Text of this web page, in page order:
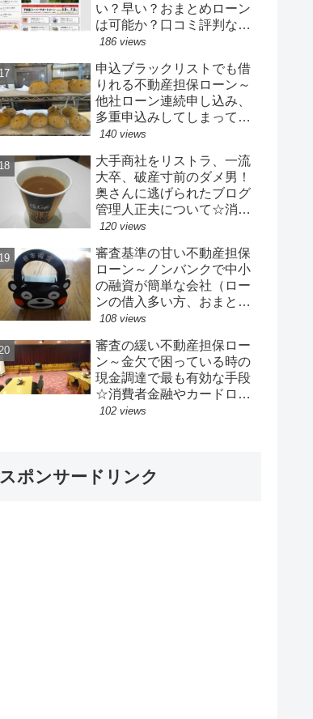
い？早い？おまとめローン
は可能か？口コミ評判など
☆貸付条件が優れた優良業
186 views
申込ブラックリストでも借
りれる不動産担保ローン～
他社ローン連続申し込み、
多重申込みしてしまっても
融資可能
140 views
大手商社をリストラ、一流
大卒、破産寸前のダメ男！
奥さんに逃げられたブログ
管理人正夫について☆消費
者金融、カードローン、街
り歩いた男の生き様
120 views
審査基準の甘い不動産担保
ローン～ノンバンクで中小
の融資が簡単な会社（ロー
ンの借入多い方、おまとめ
ローンも可、総量規制対象
108 views
審査の緩い不動産担保ロー
ン～金欠で困っている時の
現金調達で最も有効な手段
☆消費者金融やカードロー
ンより確実です
102 views
スポンサードリンク